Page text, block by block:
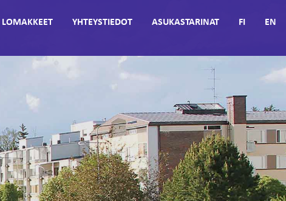
LOMAKKEET YHTEYSTIEDOT ASUKASTARINAT FI EN